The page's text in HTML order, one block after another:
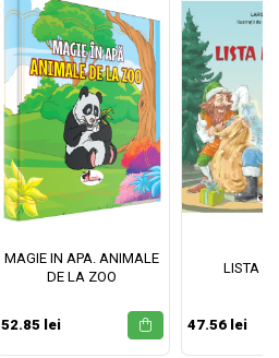
MAGIE IN APA. ANIMALE
DE LA ZOO
52.85 lei
LISTA
47.56 lei